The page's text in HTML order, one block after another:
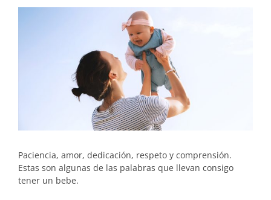
Paciencia, amor, dedicación, respeto y comprensión.
Estas son algunas de las palabras que llevan consigo
tener un bebe.